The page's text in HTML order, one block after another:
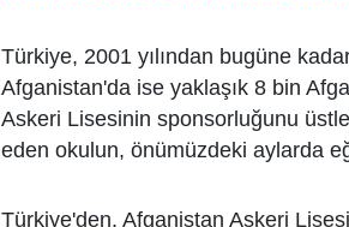
Türkiye, 2001 yılından bugüne
Afganistan'da ise yaklaşık 8 bin
Askeri Lisesinin sponsorluğunu
eden okulun, önümüzdeki aylarda
Türkiye'den, Afganistan Askeri